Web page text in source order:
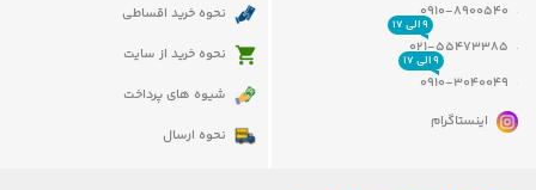
0910-8900540
021-55473385
۹ الی ۱۷
0910-3040049
۹ الی ۱۷
اینستاگرام
نحوه خرید اقساطی
نحوه خرید از سایت
شیوه های پرداخت
نحوه ارسال